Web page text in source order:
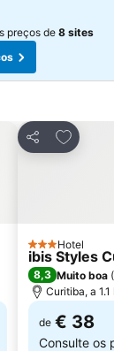
preços de 8 sites
Partilhar
3 Estrelas
Hotel
ibis Styles
8,3 Muito boa (
Curitiba, a
de € 38
Consulte os